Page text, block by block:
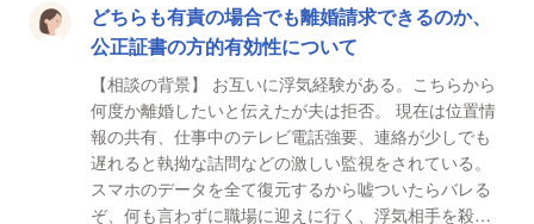
どちらも有責の場合でも離婚請求できるのか、
公正証書の方的有効性について
【相談の背景】 お互いに浮気経験がある。こちらから
何度か離婚したいと伝えたが夫は拒否。 現在は位置情
報の共有、仕事中のテレビ電話強要、連絡が少しでも
遅れると執拗な詰問などの激しい監視をされている。
スマホのデータを全て復元するから嘘ついたらバレる
ぞ、何も言わずに職場に迎えに行く、浮気相手を殺す